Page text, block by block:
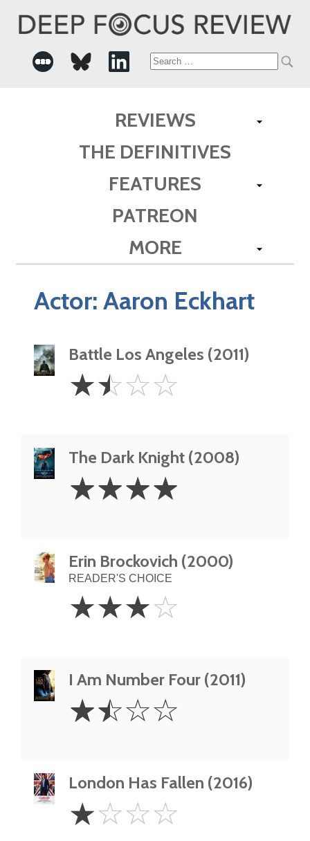
Search
REVIEWS
THE DEFINITIVES
FEATURES
PATREON
MORE
Actor:Aaron Eckhart
Battle Los Angeles (2011)
1.5
Stars
☆☆☆☆
The Dark Knight (2008)
Stars
☆☆☆☆
Erin Brockovich (2000)
READER'S CHOICE
Stars
☆☆☆☆
I Am Number Four (2011)
1.5
Stars
☆☆☆☆
London Has Fallen (2016)
Star
☆☆☆☆